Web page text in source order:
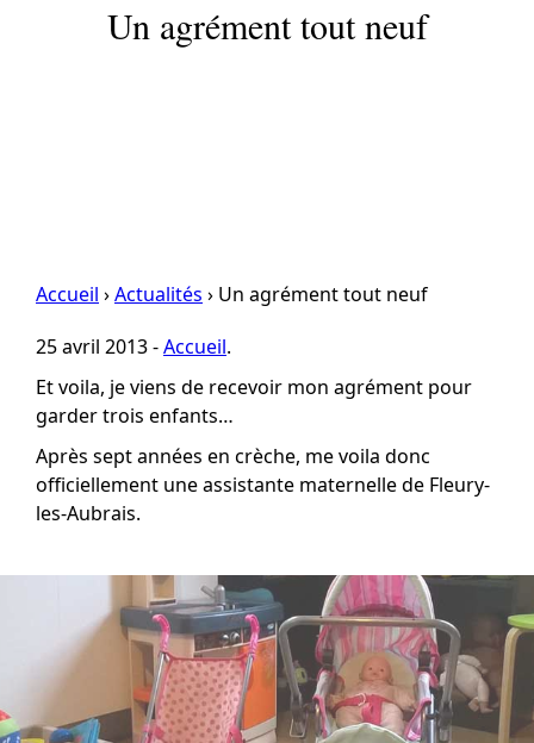
Un agrément tout neuf
Accueil ›Actualités › Un agrément tout neuf
25 avril 2013 -Accueil.
Et voila, je viens de recevoir mon agrément pour
garder trois enfants…
Après sept années en crèche, me voila donc
officiellement une assistante maternelle de Fleury-
les-Aubrais.
Courrier électronique :
marion.mathe@gmail.com